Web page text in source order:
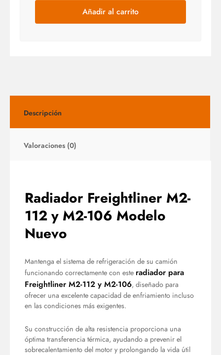
Añadir al carrito
Descripción
Valoraciones (0)
Radiador Freightliner M2-
112 y M2-106 Modelo
Nuevo
Mantenga el sistema de refrigeración de su camión
funcionando correctamente con este radiador para
Freightliner M2-112 y M2-106, diseñado para
ofrecer una excelente capacidad de enfriamiento incluso
en las condiciones más exigentes.
Su construcción de alta resistencia proporciona una
óptima transferencia térmica, ayudando a prevenir el
sobrecalentamiento del motor y prolongando la vida útil